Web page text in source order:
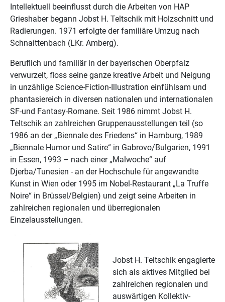
Intellektuell beeinflusst durch die Arbeiten von HAP
Grieshaber begann Jobst H. Teltschik mit Holzschnitt und
Radierungen. 1971 erfolgte der familiäre Umzug nach
Schnaittenbach (LKr. Amberg).
Beruflich und familiär in der bayerischen Oberpfalz
verwurzelt, floss seine ganze kreative Arbeit und Neigung
in unzählige Science-Fiction-Illustration einfühlsam und
phantasiereich in diversen nationalen und internationalen
SF-und Fantasy-Romane. Seit 1986 nimmt Jobst H.
Teltschik an zahlreichen Gruppenausstellungen teil (so
1986 an der „Biennale des Friedens“ in Hamburg, 1989
„Biennale Humor und Satire“ in Gabrovo/Bulgarien, 1991
in Essen, 1993 – nach einer „Malwoche“ auf
Djerba/Tunesien - an der Hochschule für angewandte
Kunst in Wien oder 1995 im Nobel-Restaurant „La Truffe
Noire“ in Brüssel/Belgien) und zeigt seine Arbeiten in
zahlreichen regionalen und überregionalen
Einzelausstellungen.
Jobst H. Teltschik engagierte
sich als aktives Mitglied bei
zahlreichen regionalen und
auswärtigen Kollektiv-